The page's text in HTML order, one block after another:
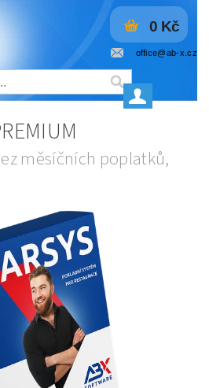
office@ab-x.cz
0 Kč
měsíčních poplatků,